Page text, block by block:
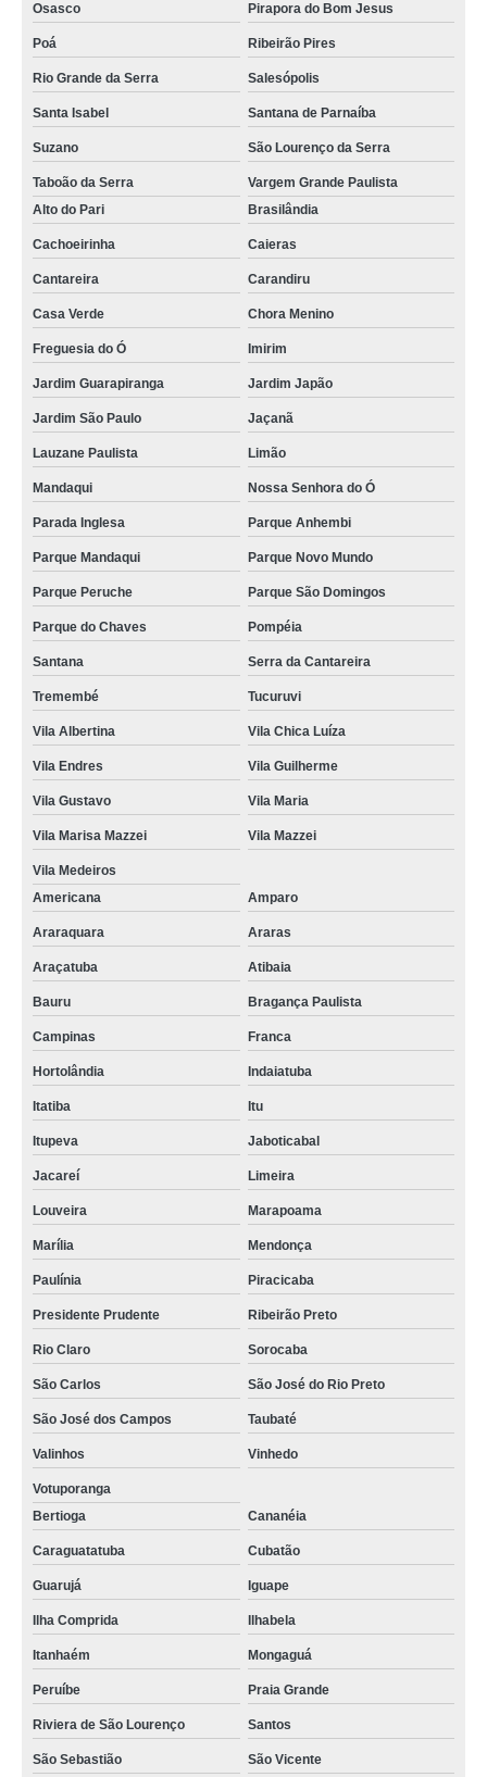
empresas que fazem cordão para crachá digital Sapopemba
empresas que fazem fábrica de cordão para crachá Parque do Carmo
Osasco Pirapora do Bom Jesus
Poá Ribeirão Pires
Rio Grande da Serra Salesópolis
Santa Isabel Santana de Parnaíba
Suzano São Lourenço da Serra
Taboão da Serra
Vargem Grande Paulista
Alto do Pari
Brasilândia
Cachoeirinha Caieras
Cantareira Carandiru
Casa Verde Chora Menino
Freguesia do Ó Imirim
Jardim Guarapiranga Jardim Japão
Jardim São Paulo Jaçanã
Lauzane Paulista Limão
Mandaqui Nossa Senhora do Ó
Parada Inglesa Parque Anhembi
Parque Mandaqui Parque Novo Mundo
Parque Peruche Parque São Domingos
Parque do Chaves Pompéia
Santana Serra da Cantareira
Tremembé Tucuruvi
Vila Albertina Vila Chica Luíza
Vila Endres Vila Guilherme
Vila Gustavo Vila Maria
Vila Marisa Mazzei Vila Mazzei
Vila Medeiros
Americana
Amparo
Araraquara Araras
Araçatuba Atibaia
Bauru Bragança Paulista
Campinas Franca
Hortolândia Indaiatuba
Itatiba Itu
Itupeva Jaboticabal
Jacareí Limeira
Louveira Marapoama
Marília Mendonça
Paulínia Piracicaba
Presidente Prudente Ribeirão Preto
Rio Claro Sorocaba
São Carlos São José do Rio Preto
São José dos Campos Taubaté
Valinhos Vinhedo
Votuporanga
Bertioga
Cananéia
Caraguatatuba Cubatão
Guarujá Iguape
Ilha Comprida Ilhabela
Itanhaém Mongaguá
Peruíbe Praia Grande
Riviera de São Lourenço Santos
São Sebastião São Vicente